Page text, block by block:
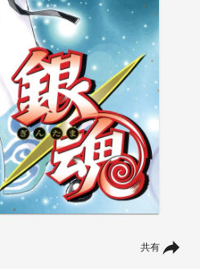
共有